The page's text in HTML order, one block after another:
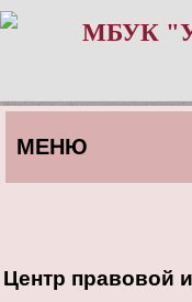
МБУК
МЕНЮ
Центр правовой